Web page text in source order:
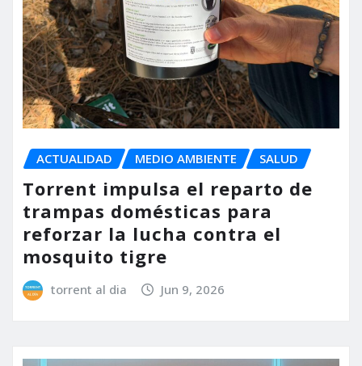
ACTUALIDAD MEDIO AMBIENTE SALUD
Torrent impulsa el reparto de
trampas domésticas para
reforzar la lucha contra el
mosquito tigre
torrent al dia Jun 9, 2026